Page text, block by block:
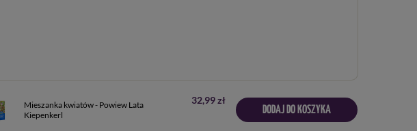
Mieszanka kwiatów - Powiew Lata
Kiepenkerl
32,99 zł
DODAJ DO KOSZYKA